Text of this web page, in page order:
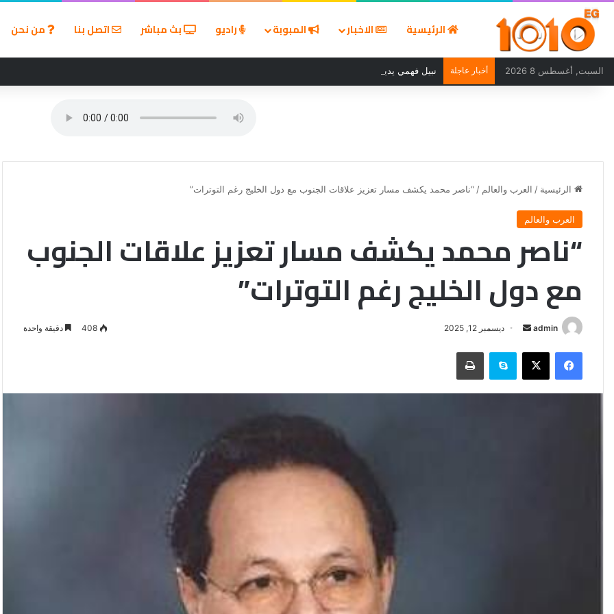
الرئيسية الاخبار المبوبة راديو بث مباشر اتصل بنا من نحن
السبت, أغسطس 8 2026 أخبار عاجلة نبيل فهمي يدين استهداف ناقلة نفط إماراتية في مضيق هرمز ويحمل إيران المسؤولية
الرئيسية / العرب والعالم / “ناصر محمد يكشف مسار تعزيز علاقات الجنوب مع دول الخليج رغم التوترات”
العرب والعالم
“ناصر محمد يكشف مسار تعزيز علاقات الجنوب
مع دول الخليج رغم التوترات”
admin
أرسل
إلكترونيا
ديسمبر 12, 2025 408 دقيقة واحدة
فيسبوك ‫X سكايب طباعة